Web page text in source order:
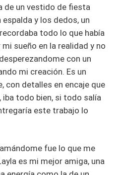
de un vestido de fiesta
y los dedos, un
todo lo que había
sueño en la realidad y no
con un
mi creación. Es un
con detalles en encaje que
iba todo bien, si todo salía
este trabajo lo
fue lo que me
es mi mejor amiga, una